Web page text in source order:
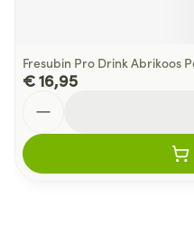
Fresubin Pro Drink Abrikoos
€ 16,95